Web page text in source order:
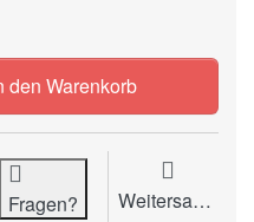
3:1, Rundloch, 4 mm,
den Warenkorb
Fragen? Weitersagen